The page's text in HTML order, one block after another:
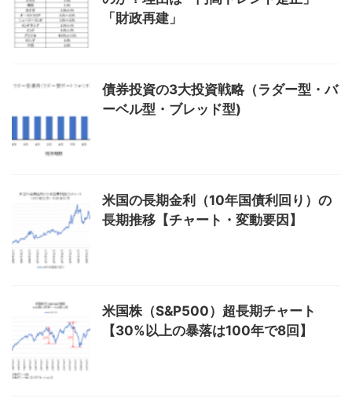
「財政再建」
債券投資の3大投資戦略（ラダー型・バ
ーベル型・ブレッド型)
米国の長期金利（10年国債利回り）の
長期推移【チャート・変動要因】
米国株（S&P500）超長期チャート
【30%以上の暴落は100年で8回】